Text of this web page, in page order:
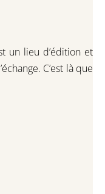
un lieu d’édition et
’échange. C’est là que